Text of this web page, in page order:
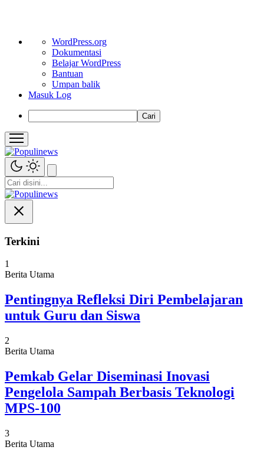
Tentang
WordPress
WordPress.org
Dokumentasi
Belajar WordPress
Bantuan
Umpan balik
Masuk Log
Cari
Terkini
1
Berita Utama
Pentingnya Refleksi Diri Pembelajaran
untuk Guru dan Siswa
2
Berita Utama
Pemkab Gelar Diseminasi Inovasi
Pengelola Sampah Berbasis Teknologi
MPS-100
3
Berita Utama